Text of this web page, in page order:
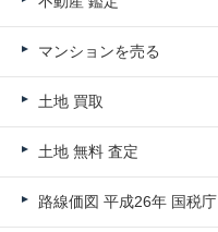
マンションを売る
土地 買取
土地 無料 査定
路線価図 平成26年 国税庁